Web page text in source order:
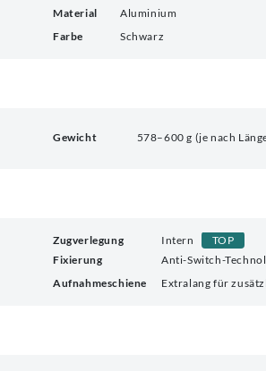
Material
Aluminium
Farbe
Schwarz
Gewicht 578–600 g (je nach
Zugverlegung Intern
TOP
Fixierung
Anti-Switch-
Aufnahmeschiene
Extralang für